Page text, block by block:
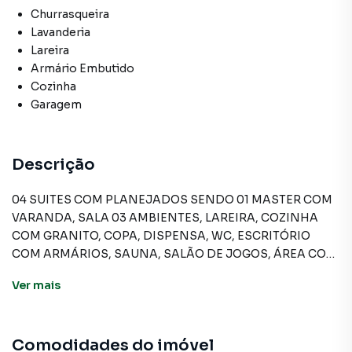
Churrasqueira
Lavanderia
Lareira
Armário Embutido
Cozinha
Garagem
Descrição
04 SUITES COM PLANEJADOS SENDO 01 MASTER COM
VARANDA, SALA 03 AMBIENTES, LAREIRA, COZINHA
COM GRANITO, COPA, DISPENSA, WC, ESCRITÓRIO
COM ARMÁRIOS, SAUNA, SALÃO DE JOGOS, ÁREA COM
EMPREGADA, LAVANDERIA E 04 VAGAS DE GARAGEM.
Sobrado para Venda em região valorizada do bairro
Ver mais
Comodidades do imóvel